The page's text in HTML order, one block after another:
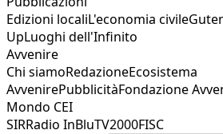
Edizioni localiL'economia civile
UpLuoghi dell'Infinito
Avvenire
Chi siamoRedazioneEcosistema
AvvenirePubblicitàFondazione
Mondo CEI
SIRRadio InBluTV2000FISC